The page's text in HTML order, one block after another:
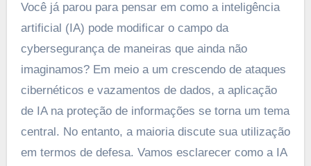
Você já parou para pensar em como a inteligência
artificial (IA) pode modificar o campo da
cybersegurança de maneiras que ainda não
imaginamos? Em meio a um crescendo de ataques
cibernéticos e vazamentos de dados, a aplicação
de IA na proteção de informações se torna um tema
central. No entanto, a maioria discute sua utilização
em termos de defesa. Vamos esclarecer como a IA